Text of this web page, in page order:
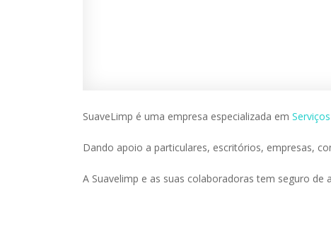
SuaveLimp é uma empresa especializada em
Dando apoio a particulares, escritórios, empresas,
A Suavelimp e as suas colaboradoras tem seguro